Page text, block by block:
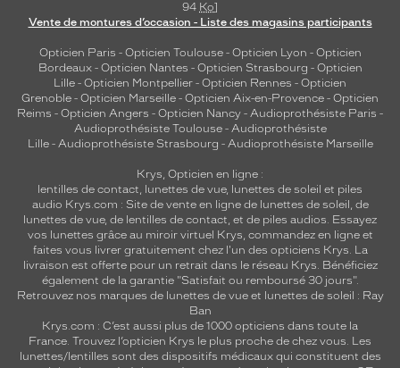
94 Ko]
Vente de montures d’occasion - Liste des magasins participants
Opticien Paris - Opticien Toulouse- Opticien Lyon - Opticien
Bordeaux- Opticien Nantes - Opticien Strasbourg - Opticien
Lille - Opticien Montpellier - Opticien Rennes - Opticien
Grenoble - Opticien Marseille - Opticien Aix-en-Provence - Opticien
Reims - Opticien Angers - Opticien Nancy - Audioprothésiste Paris -
Audioprothésiste Toulouse- Audioprothésiste
Lille- Audioprothésiste Strasbourg - Audioprothésiste Marseille
Krys, Opticien en ligne :
lentilles de contact, lunettes de vue, lunettes de soleil et piles
audio Krys.com : Site de vente en ligne de lunettes de soleil, de
lunettes de vue, de lentilles de contact, et de piles audios. Essayez
vos lunettes grâce au miroir virtuel Krys, commandez en ligne et
faites vous livrer gratuitement chez l'un des opticiens Krys. La
livraison est offerte pour un retrait dans le réseau Krys. Bénéficiez
également de la garantie "Satisfait ou remboursé 30 jours".
Retrouvez nos marques de lunettes de vue et lunettes de soleil : Ray
Ban
Krys.com : C’est aussi plus de 1000 opticiens dans toute la
France. Trouvez l’opticien Krys le plus proche de chez vous. Les
lunettes/lentilles sont des dispositifs médicaux qui constituent des